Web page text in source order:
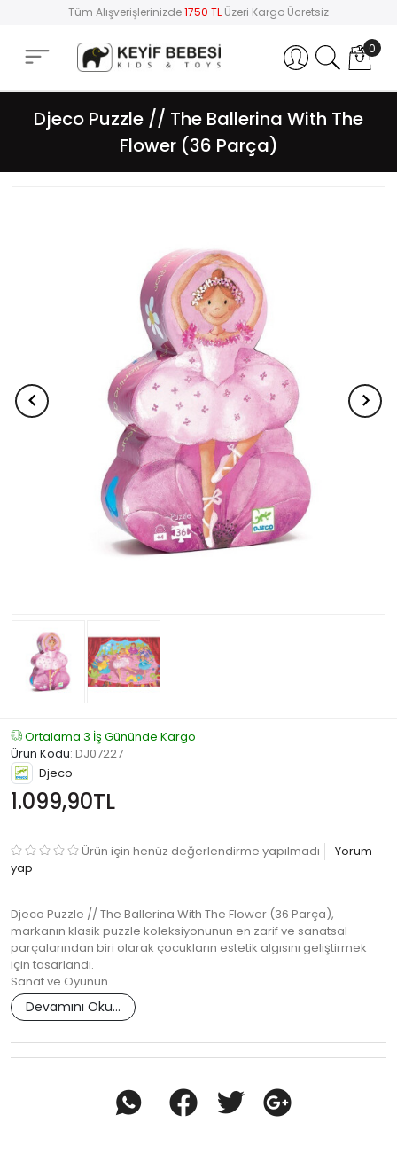
Tüm Alışverişlerinizde1750 TL Üzeri Kargo Ücretsiz
Hesabım 0
Djeco Puzzle // The Ballerina With The
Flower (36 Parça)
Ortalama 3 İş Gününde Kargo
Ürün Kodu: DJ07227
Djeco
1.099,90TL
Ürün için henüz değerlendirme yapılmadı
Yorum
yap
Djeco Puzzle // The Ballerina With The Flower (36 Parça),
markanın klasik puzzle koleksiyonunun en zarif ve sanatsal
parçalarından biri olarak çocukların estetik algısını geliştirmek
için tasarlandı.
Sanat ve Oyunun…
Devamını Oku...